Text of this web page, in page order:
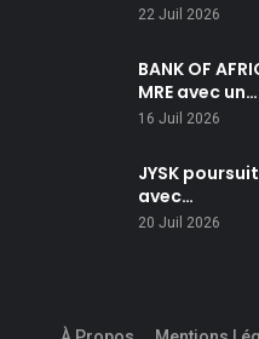
22 Juil 2026
BANK OF
MRE avec un…
16 Juil 2026
JYSK
avec…
20 Juil 2026